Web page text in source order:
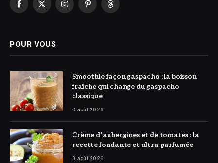
Facebook
X
InstagramPinterestThreads
POUR VOUS
© DR
Smoothie façon gaspacho : la boisson
fraîche qui change du gaspacho
classique
8 août 2026
© DR
Crème d’aubergines et de tomates : la
recette fondante et ultra parfumée
8 août 2026